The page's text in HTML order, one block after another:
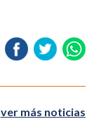
ver más noticias